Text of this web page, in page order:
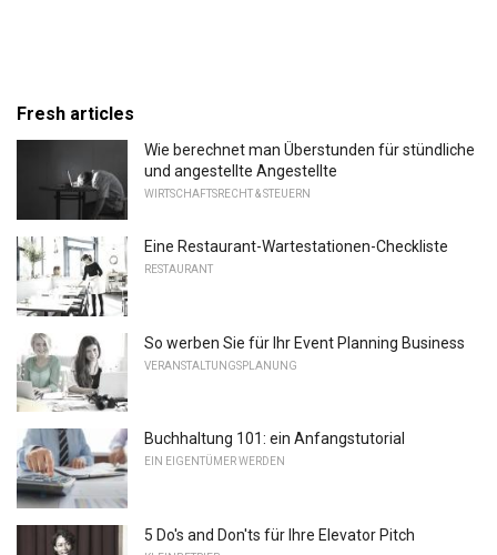
Fresh articles
Wie berechnet man Überstunden für stündliche
und angestellte Angestellte
WIRTSCHAFTSRECHT & STEUERN
Eine Restaurant-Wartestationen-Checkliste
RESTAURANT
So werben Sie für Ihr Event Planning Business
VERANSTALTUNGSPLANUNG
Buchhaltung 101: ein Anfangstutorial
EIN EIGENTÜMER WERDEN
5 Do's and Don'ts für Ihre Elevator Pitch